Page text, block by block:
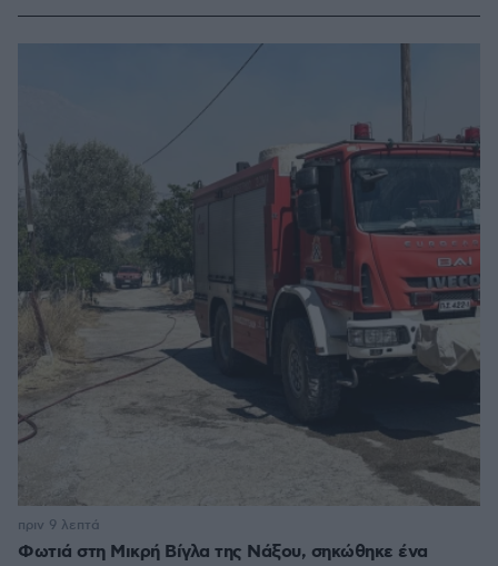
Φωτιά στη Μικρή Βίγλα της Νάξου, σηκώθηκε ένα
πριν 9 λεπτά